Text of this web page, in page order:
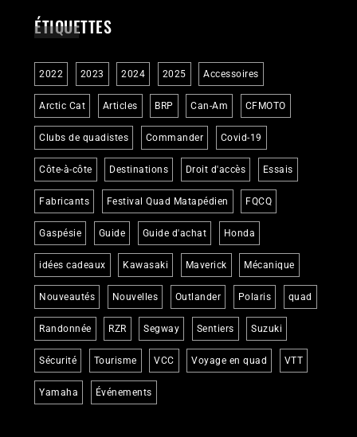
ÉTIQUETTES
2022 2023 2024 2025 Accessoires
Arctic Cat Articles BRP Can-Am CFMOTO
Clubs de quadistes Commander Covid-19
Côte-à-côte Destinations Droit d'accès Essais
Fabricants Festival Quad Matapédien FQCQ
Gaspésie Guide Guide d'achat Honda
idées cadeaux Kawasaki Maverick Mécanique
Nouveautés Nouvelles Outlander Polaris quad
Randonnée RZR Segway Sentiers Suzuki
Sécurité Tourisme VCC Voyage en quad VTT
Yamaha Événements